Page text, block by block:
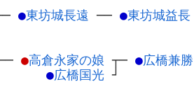
─ ●東坊城長遠 ── ●東坊城益長
─ ●高倉永家の娘 ┬
●広橋国光 ┘
─ ●広橋兼勝